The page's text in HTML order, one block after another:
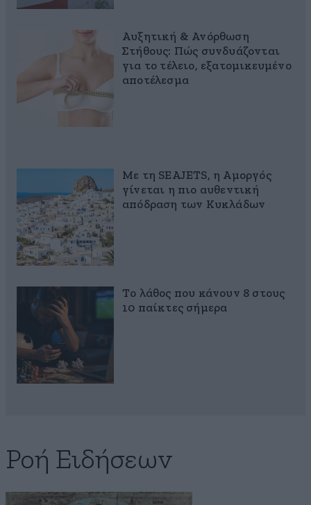
Αυξητική & Ανόρθωση
Στήθους: Πώς συνδυάζονται
για το τέλειο, εξατομικευμένο
αποτέλεσμα
Με τη SEAJETS, η Αμοργός
γίνεται η πιο αυθεντική
απόδραση των Κυκλάδων
Το λάθος που κάνουν 8 στους
10 παίκτες σήμερα
Ροή Ειδήσεων